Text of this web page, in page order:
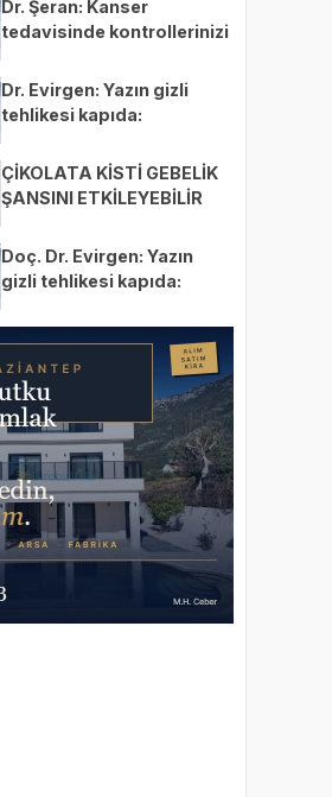
Dr. Şeran: Kanser
tedavisinde kontrollerinizi
Dr. Evirgen: Yazın gizli
tehlikesi kapıda:
artıyor!
ÇİKOLATA KİSTİ GEBELİK
ŞANSINI ETKİLEYEBİLİR
Doç. Dr. Evirgen: Yazın
gizli tehlikesi kapıda:
artıyor!